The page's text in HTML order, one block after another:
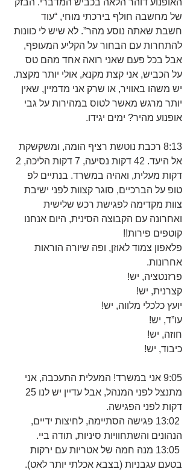
של מחשבה חולף בירכתי מוחי, “עוד
חשבת שאתה נוסע מהר”. לא שיש לי כוונות
להתחרות עם הבחור על הקליע המעופף,
אבל בכל פעם שאני רואה אחד מהם טס
על הכביש, אני קצת מקנא, אולי יותר מקצת.
יש משהו באוויר, או שרק אני מדמיין, שאין
יותר מרגש מאשר לטוס במהירות על גבי
אופנוע מהיר? ימים יגידו.
8:13 רכבת נוטשת רציף הומה, ומשקשקת
דקות מעלית, ואהיה במשרד. בנתיים לפ
טופ על הברכיים, סוגר קצוות לפני ישיבת
צוות מקדימה לפגישת רכש שלישית
ואחרונה עם הקבוצה הסינית, היום אנחנו
קוטפים פירות!!
פלאפון צמוד לאוזן, ופה שיורה הוראות
אחרונות.
פרזנטציה, יש!
קצרנית, יש!
יועץ כלכלי מלווה, יש!
עו”ד, יש!
חוזה, יש!
כיבוד, יש!
9:05 אני במשרד! המעלית התעכבה, אני
דקות לפני הפגישה.
13:02 פגישה הסתיימה, לחיצות ידיים,
הנהונים והשתחוויות סיניות, תודה ביי.
13:05 מנה חמה של אטריות עם ירקות
בטעם עגבניות (בצבא אכלתי יותר לאט).